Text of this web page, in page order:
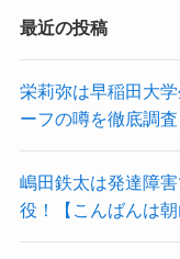
最近の投稿
栄莉弥は早稲田大
ーフの噂を徹底調査
嶋田鉄太は発達障
役！【こんばんは朝